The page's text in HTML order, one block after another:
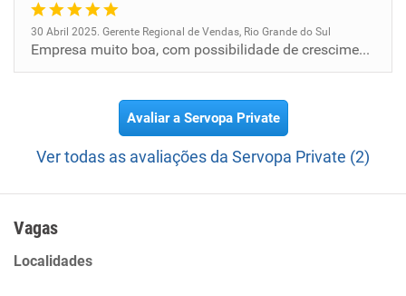
30 Abril 2025. Gerente Regional de Vendas, Rio Grande do Sul
Empresa muito boa, com possibilidade de crescimento, porém busco algo no ramo de veículos onde tenho maior identificação...
Avaliar a Servopa Private
Ver todas as avaliações da Servopa Private (2)
Vagas
Localidades